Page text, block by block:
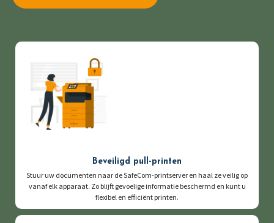
Beveiligd pull-printen
Stuur uw documenten naar de SafeCom-printserver en haal ze veilig op
vanaf elk apparaat. Zo blijft gevoelige informatie beschermd en kunt u
flexibel en efficiënt printen.